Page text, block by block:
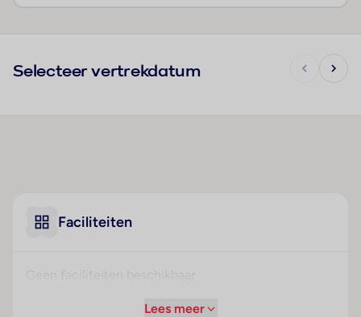
Selecteer vertrekdatum
Faciliteiten
Lees meer